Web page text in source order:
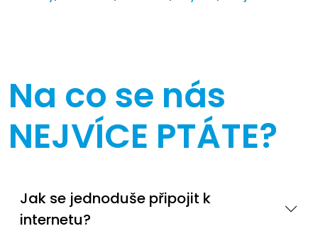
Na co se nás
NEJVÍCE PTÁTE?
Jak se jednoduše připojit k
internetu?